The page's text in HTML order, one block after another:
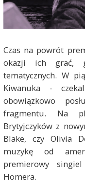
Czas na powrót
okazji ich grać,
tematycznych. W
Kiwanuka -
obowiązkowo
fragmentu. Na
Brytyjczyków z
Blake, czy Olivia
muzykę od
premierowy
Homera.